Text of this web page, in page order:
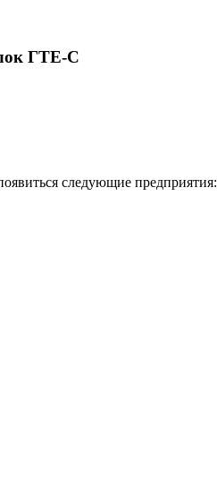
ГТЕ-С
следующие предприятия: